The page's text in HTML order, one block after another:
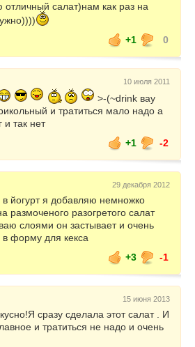
салат)нам как раз на
+1
0
10 июля 2011
>-(~drink вау
и тратиться мало надо а
и так нет
+1
-2
29 декабря 2012
в йогурт я добавляю немножко
размоченого разогретого салат
слоями он застывает и очень
в форму для кекса
+3
-1
15 июня 2013
сразу сделала этот салат . И
и тратиться не надо и очень